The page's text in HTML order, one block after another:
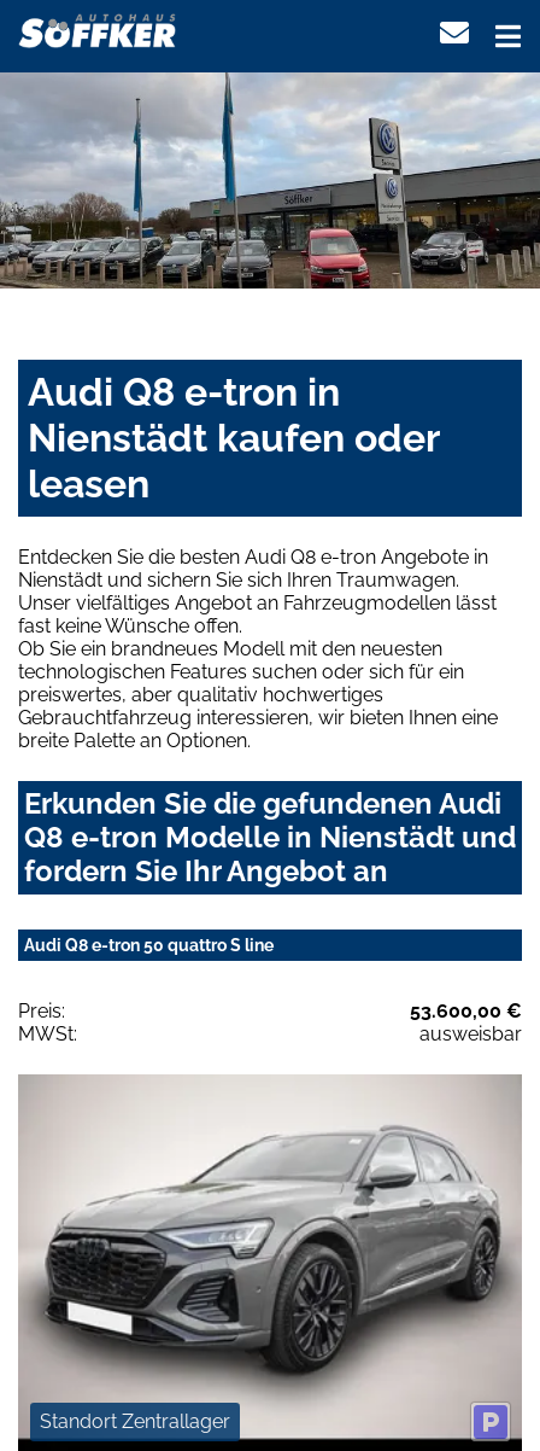
Audi Q8 e-tron in
Nienstädt kaufen oder
leasen
Entdecken Sie die besten Audi Q8 e-tron Angebote in
Nienstädt und sichern Sie sich Ihren Traumwagen.
Unser vielfältiges Angebot an Fahrzeugmodellen lässt
fast keine Wünsche offen.
Ob Sie ein brandneues Modell mit den neuesten
technologischen Features suchen oder sich für ein
preiswertes, aber qualitativ hochwertiges
Gebrauchtfahrzeug interessieren, wir bieten Ihnen eine
breite Palette an Optionen.
Erkunden Sie die gefundenen Audi
Q8 e-tron Modelle in Nienstädt und
fordern Sie Ihr Angebot an
Audi Q8 e-tron 50 quattro S line
Preis:
53.600,00 €
MWSt:
ausweisbar
Standort Zentrallager